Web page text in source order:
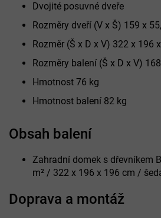
Dvojité posuvné dveře
Rozměry dveří (V x Š) 159 x
Rozměr (Š x D x V) 322 x 196
Rozměry balení (Š x D x V)
Hmotnost 76 kg
Hmotnost balení 82 kg
Obsah balení
Zahradní domek s dřevníkem
m² / 322 x 196 x 196 cm /
Doprava a montáž